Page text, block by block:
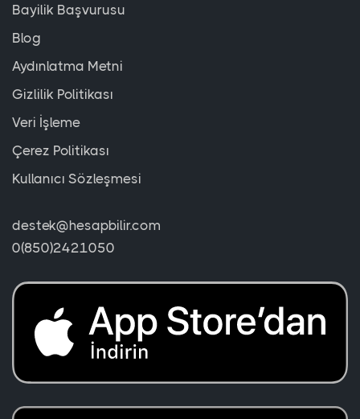
Bayilik Başvurusu
Blog
Aydınlatma Metni
Gizlilik Politikası
Veri İşleme
Çerez Politikası
Kullanıcı Sözleşmesi
destek@hesapbilir.com
0(850)2421050